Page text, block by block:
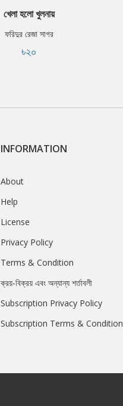
খেলা হলো খুলনায়
ফরিদুর রেজা সাগর
৳২০
INFORMATION
About
Help
License
Privacy Policy
Terms & Condition
ক্রয়-বিক্রয় এবং অন্যান্য শর্তাবলী
Subscription Privacy Policy
Subscription Terms & Condition